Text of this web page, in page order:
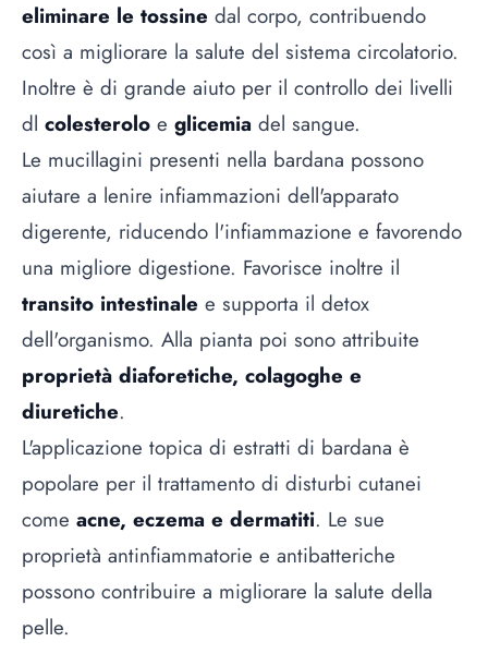
eliminare le tossine dal corpo, contribuendo
così a migliorare la salute del sistema circolatorio.
Inoltre è di grande aiuto per il controllo dei livelli
dl colesterolo e glicemia del sangue.
Le mucillagini presenti nella bardana possono
aiutare a lenire infiammazioni dell'apparato
digerente, riducendo l'infiammazione e favorendo
una migliore digestione. Favorisce inoltre il
transito intestinale e supporta il detox
dell'organismo. Alla pianta poi sono attribuite
proprietà diaforetiche, colagoghe e
diuretiche.
L'applicazione topica di estratti di bardana è
popolare per il trattamento di disturbi cutanei
come acne, eczema e dermatiti. Le sue
proprietà antinfiammatorie e antibatteriche
possono contribuire a migliorare la salute della
pelle.